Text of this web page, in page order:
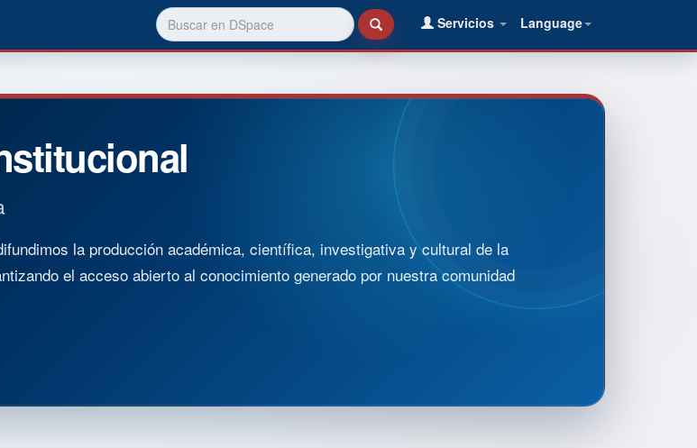
Language
Servicios
la producción académica, científica, investigativa y cultural de la
el acceso abierto al conocimiento generado por nuestra comunidad